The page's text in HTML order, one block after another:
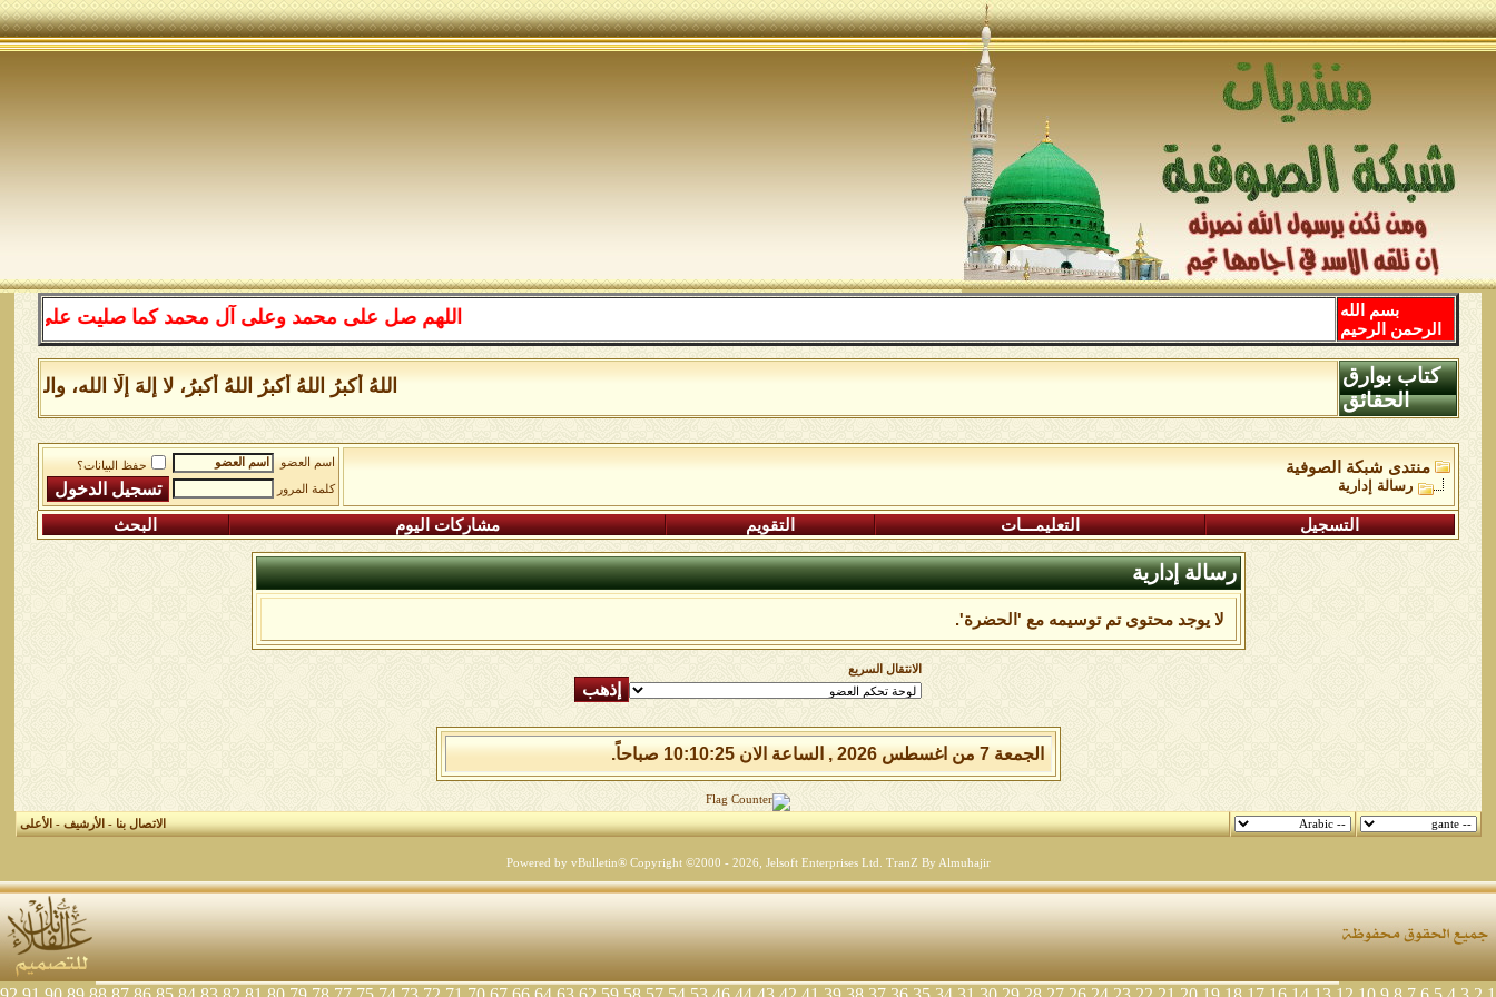
اللهم صل على محمد وعلى آل محمد كما صليت على
بسم الله
الرحمن الرحيم
اللهُ أكبرُ اللهُ أكبرُ اللهُ أكبرُ، لا إلهَ إلَّا الله،
كتاب بوارق
الحقائق
منتدى شبكة الصوفية
رسالة إدارية
اسم العضو
حفظ البيانات؟
كلمة المرور
التسجيل التعليمـــات التقويم مشاركات اليوم البحث
رسالة إدارية
لا يوجد محتوى تم توسيمه مع 'الحضرة'.
الانتقال السريع
الجمعة 7 من اغسطس 2026 , الساعة الان 10:10:25 صباحاً.
الاتصال بنا-الأرشيف-الأعلى
Powered by vBulletin® Copyright ©2000 - 2026, Jelsoft Enterprises Ltd. TranZ By Almuhajir